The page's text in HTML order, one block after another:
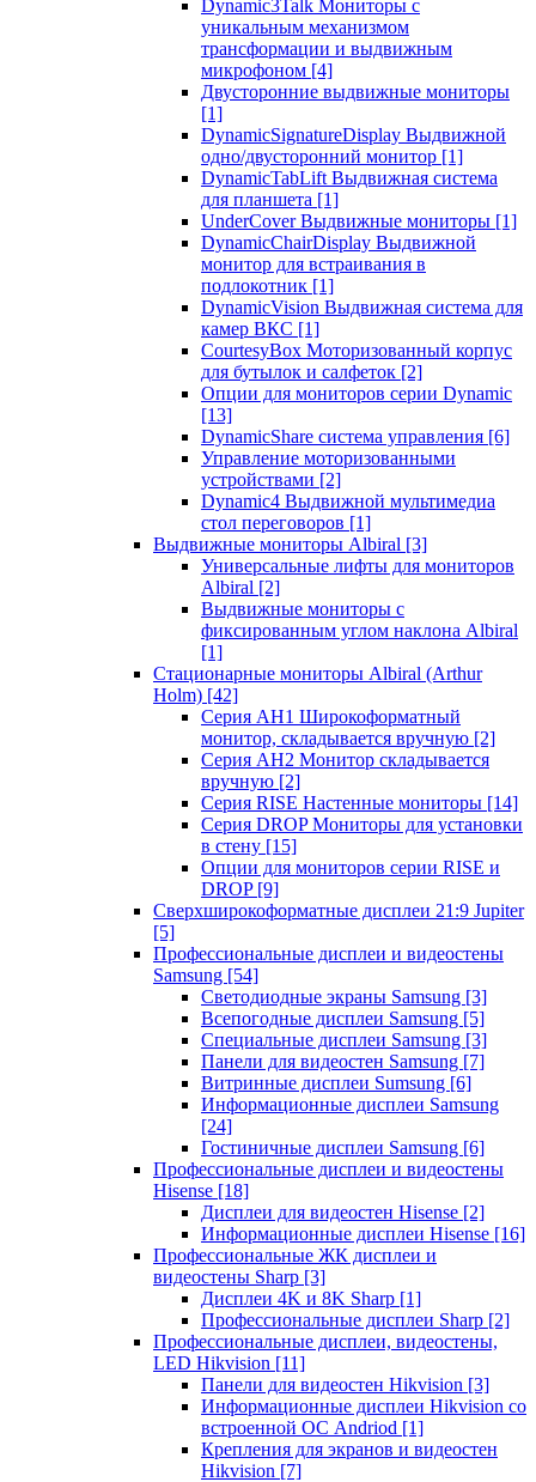
Dynamic3Talk Мониторы с
уникальным механизмом
трансформации и выдвижным
микрофоном [4]
Двусторонние выдвижные мониторы
[1]
DynamicSignatureDisplay Выдвижной
одно/двусторонний монитор [1]
DynamicTabLift Выдвижная система
для планшета [1]
UnderCover Выдвижные мониторы [1]
DynamicChairDisplay Выдвижной
монитор для встраивания в
подлокотник [1]
DynamicVision Выдвижная система для
камер ВКС [1]
CourtesyBox Моторизованный корпус
для бутылок и салфеток [2]
Опции для мониторов серии Dynamic
[13]
DynamicShare система управления [6]
Управление моторизованными
устройствами [2]
Dynamic4 Выдвижной мультимедиа
стол переговоров [1]
Выдвижные мониторы Albiral [3]
Универсальные лифты для мониторов
Albiral [2]
Выдвижные мониторы с
фиксированным углом наклона Albiral
[1]
Стационарные мониторы Albiral (Arthur
Holm) [42]
Серия AH1 Широкоформатный
монитор, складывается вручную [2]
Серия AH2 Монитор складывается
вручную [2]
Серия RISE Настенные мониторы [14]
Серия DROP Мониторы для установки
в стену [15]
Опции для мониторов серии RISE и
DROP [9]
Сверхширокоформатные дисплеи 21:9 Jupiter
[5]
Профессиональные дисплеи и видеостены
Samsung [54]
Светодиодные экраны Samsung [3]
Всепогодные дисплеи Samsung [5]
Специальные дисплеи Samsung [3]
Панели для видеостен Samsung [7]
Витринные дисплеи Sumsung [6]
Информационные дисплеи Samsung
[24]
Гостиничные дисплеи Samsung [6]
Профессиональные дисплеи и видеостены
Hisense [18]
Дисплеи для видеостен Hisense [2]
Информационные дисплеи Hisense [16]
Профессиональные ЖК дисплеи и
видеостены Sharp [3]
Дисплеи 4K и 8K Sharp [1]
Профессиональные дисплеи Sharp [2]
Профессиональные дисплеи, видеостены,
LED Hikvision [11]
Панели для видеостен Hikvision [3]
Информационные дисплеи Hikvision со
встроенной ОС Andriod [1]
Крепления для экранов и видеостен
Hikvision [7]